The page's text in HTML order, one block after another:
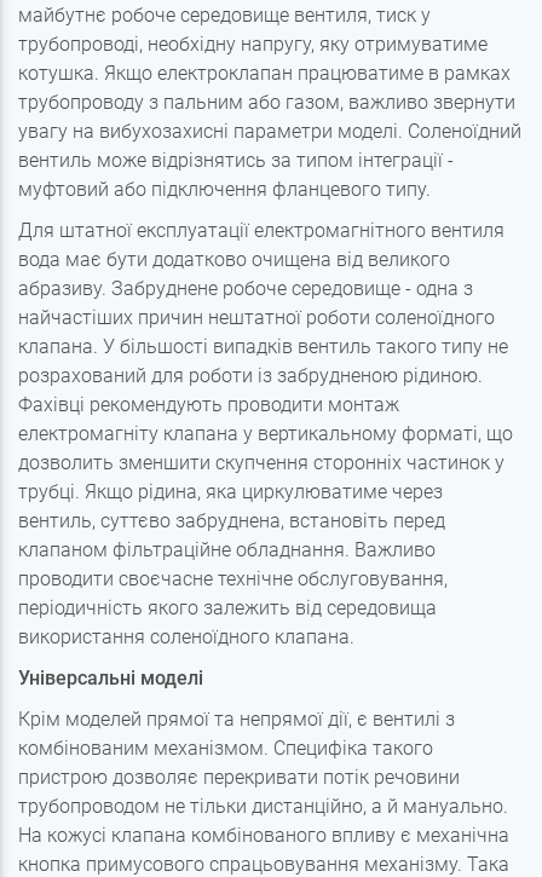
майбутнє робоче середовище вентиля, тиск у
трубопроводі, необхідну напругу, яку отримуватиме
котушка. Якщо електроклапан працюватиме в рамках
трубопроводу з пальним або газом, важливо звернути
увагу на вибухозахисні параметри моделі. Соленоїдний
вентиль може відрізнятись за типом інтеграції -
муфтовий або підключення фланцевого типу.
Для штатної експлуатації електромагнітного вентиля
вода має бути додатково очищена від великого
абразиву. Забруднене робоче середовище - одна з
найчастіших причин нештатної роботи соленоїдного
клапана. У більшості випадків вентиль такого типу не
розрахований для роботи із забрудненою рідиною.
Фахівці рекомендують проводити монтаж
електромагніту клапана у вертикальному форматі, що
дозволить зменшити скупчення сторонніх частинок у
трубці. Якщо рідина, яка циркулюватиме через
вентиль, суттєво забруднена, встановіть перед
клапаном фільтраційне обладнання. Важливо
проводити своєчасне технічне обслуговування,
періодичність якого залежить від середовища
використання соленоїдного клапана.
Універсальні моделі
Крім моделей прямої та непрямої дії, є вентилі з
комбінованим механізмом. Специфіка такого
пристрою дозволяє перекривати потік речовини
трубопроводом не тільки дистанційно, а й мануально.
На кожусі клапана комбінованого впливу є механічна
кнопка примусового спрацьовування механізму. Така